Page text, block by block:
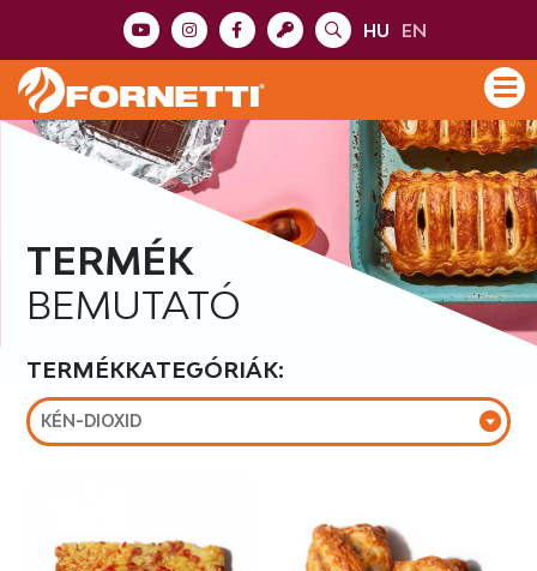
HU EN
TERMÉK
BEMUTATÓ
TERMÉKKATEGÓRIÁK:
KÉN-DIOXID